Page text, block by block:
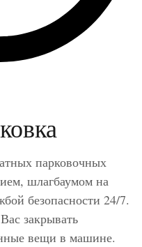
парковочных
шлагбаумом на
безопасности 24/7.
закрывать
вещи в машине.